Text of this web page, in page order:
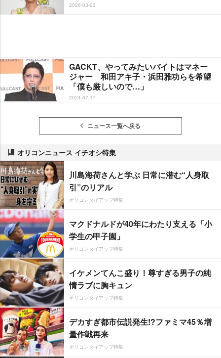
2026-03-23
GACKT、やってみたいバイトはマネー
ジャー 和田アキ子・浜田雅功らを希望
「僕も厳しいので…」
2024-07-17
ニュース一覧へ戻る
オリコンニュース イチオシ特集
川島海荷さんと学ぶ 日常に潜む“人身取
引”のリアル
オリコンタイアップ特集
マクドナルドが40年にわたり支える「小
学生の甲子園」
オリコンタイアップ特集
イケメンてんこ盛り！尊すぎる男子の純
情ラブに胸キュン
オリコンタイアップ特集
デカすぎ都市伝説発生!?ファミマ45％増
量作戦再来
オリコンタイアップ特集